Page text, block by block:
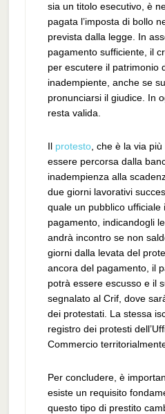
sia un titolo esecutivo, è
pagata l’imposta di bollo
prevista dalla legge. In
pagamento sufficiente, il
per escutere il patrimonio
inadempiente, anche se
pronunciarsi il giudice. In
resta valida.
Il protesto, che è la via
essere percorsa dalla
inadempienza alla
due giorni lavorativi
quale un pubblico ufficiale
pagamento, indicandogli
andrà incontro se non
giorni dalla levata del
ancora del pagamento, il
potrà essere escusso e il
segnalato al Crif, dove
dei protestati. La stessa
registro dei protesti
Commercio
Per concludere, è
esiste un requisito
questo tipo di prestito